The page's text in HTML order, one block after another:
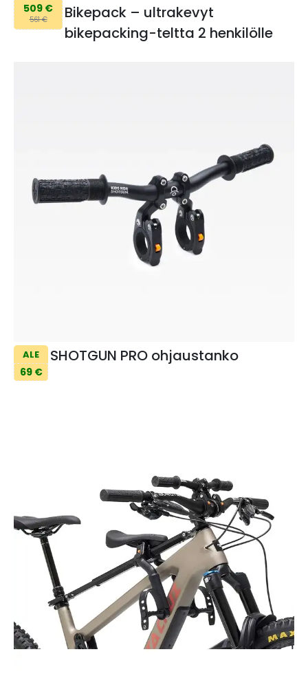
509 €
561 €
Bikepack – ultrakevyt
bikepacking-teltta 2 henkilölle
ALE
69 €
SHOTGUN PRO ohjaustanko